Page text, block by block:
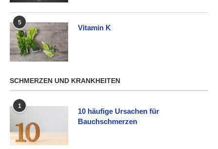
5
Vitamin K
SCHMERZEN UND KRANKHEITEN
1
10 häufige Ursachen für
Bauchschmerzen